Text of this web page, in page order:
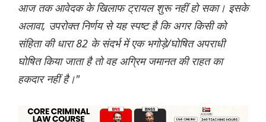
आज तक आवेदक के खिलाफ ट्रायल शुरू नहीं हो सका। इसके
अलावा, उपरोक्त निर्णय से यह स्पष्ट है कि अगर किसी को
संहिता की धारा 82 के संदर्भ में एक भगोड़े/घोषित अपराधी
घोषित किया जाता है तो वह अग्रिम जमानत की राहत का
हकदार नहीं है।"